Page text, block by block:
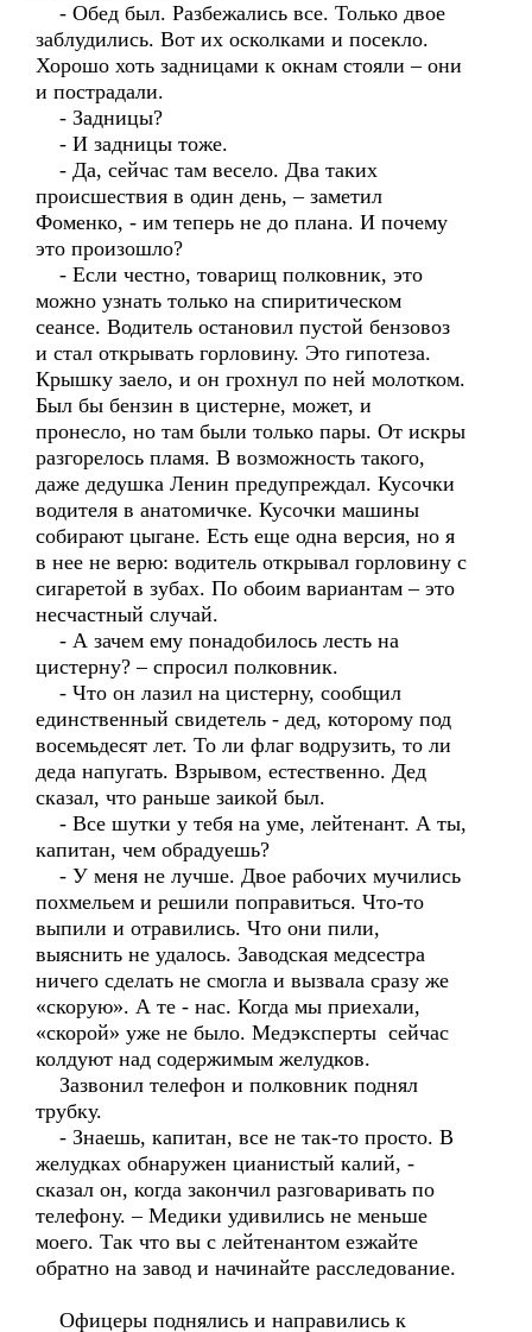
- Обед был. Разбежались все. Только двое
заблудились. Вот их осколками и посекло.
Хорошо хоть задницами к окнам стояли – они
и пострадали.
- Задницы?
- И задницы тоже.
- Да, сейчас там весело. Два таких
происшествия в один день, – заметил
Фоменко, - им теперь не до плана. И почему
это произошло?
- Если честно, товарищ полковник, это
можно узнать только на спиритическом
сеансе. Водитель остановил пустой бензовоз
и стал открывать горловину. Это гипотеза.
Крышку заело, и он грохнул по ней молотком.
Был бы бензин в цистерне, может, и
пронесло, но там были только пары. От искры
разгорелось пламя. В возможность такого,
даже дедушка Ленин предупреждал. Кусочки
водителя в анатомичке. Кусочки машины
собирают цыгане. Есть еще одна версия, но я
в нее не верю: водитель открывал горловину с
сигаретой в зубах. По обоим вариантам – это
несчастный случай.
- А зачем ему понадобилось лесть на
цистерну? – спросил полковник.
- Что он лазил на цистерну, сообщил
единственный свидетель - дед, которому под
восемьдесят лет. То ли флаг водрузить, то ли
деда напугать. Взрывом, естественно. Дед
сказал, что раньше заикой был.
- Все шутки у тебя на уме, лейтенант. А ты,
капитан, чем обрадуешь?
- У меня не лучше. Двое рабочих мучились
похмельем и решили поправиться. Что-то
выпили и отравились. Что они пили,
выяснить не удалось. Заводская медсестра
ничего сделать не смогла и вызвала сразу же
«скорую». А те - нас. Когда мы приехали,
«скорой» уже не было. Медэксперты сейчас
колдуют над содержимым желудков.
Зазвонил телефон и полковник поднял
трубку.
- Знаешь, капитан, все не так-то просто. В
желудках обнаружен цианистый калий, -
сказал он, когда закончил разговаривать по
телефону. – Медики удивились не меньше
моего. Так что вы с лейтенантом езжайте
обратно на завод и начинайте расследование.
Офицеры поднялись и направились к